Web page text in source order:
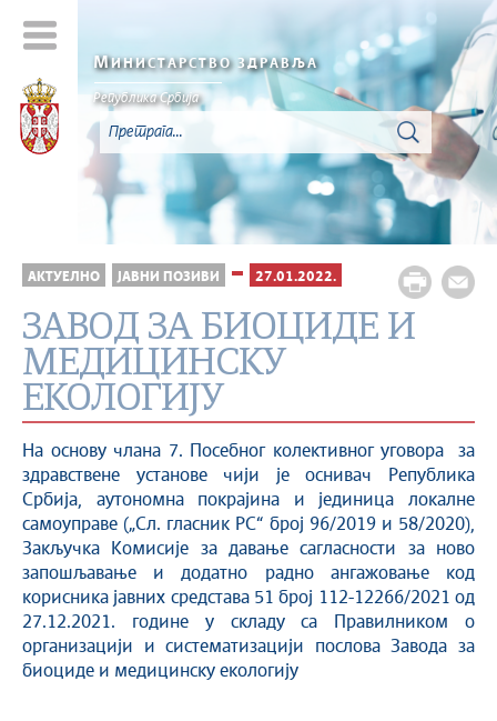
МИНИСТАРСТВО ЗДРАВЉА
Република Србија
АКТУЕЛНО ЈАВНИ ПОЗИВИ 27.01.2022.
ЗАВОД ЗА БИОЦИДЕ И
МЕДИЦИНСКУ
ЕКОЛОГИЈУ
На основу члана 7. Посебног колективног уговора за
здравствене установе чији је оснивач Република
Србија, аутономна покрајина и јединица локалне
самоуправе („Сл. гласник РС“ број 96/2019 и 58/2020),
Закључка Комисије за давање сагласности за ново
запошљавање и додатно радно ангажовање код
корисника јавних средстава 51 број 112-12266/2021 од
27.12.2021. године у складу са Правилником о
организацији и систематизацији послова Завода за
биоциде и медицинску екологију